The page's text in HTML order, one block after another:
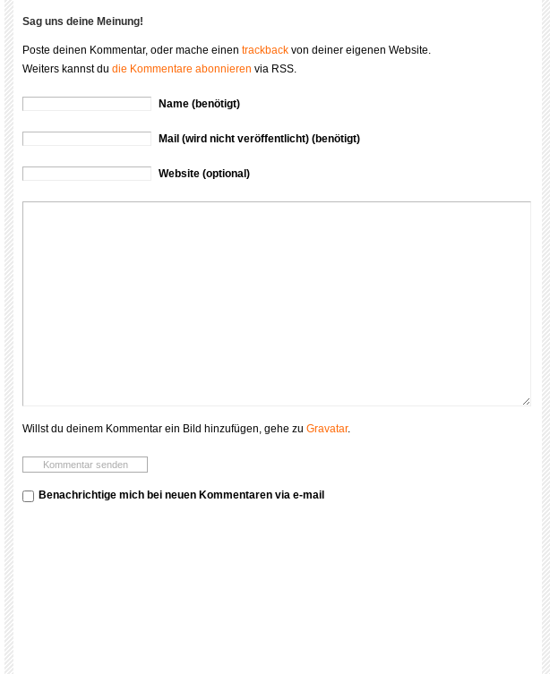
Sag uns deine Meinung!
Poste deinen Kommentar, oder mache einen trackback von deiner eigenen Website.
Weiters kannst du die Kommentare abonnieren via RSS.
Name (benötigt)
Mail (wird nicht veröffentlicht) (benötigt)
Website (optional)
Willst du deinem Kommentar ein Bild hinzufügen, gehe zu Gravatar.
Benachrichtige mich bei neuen Kommentaren via e-mail